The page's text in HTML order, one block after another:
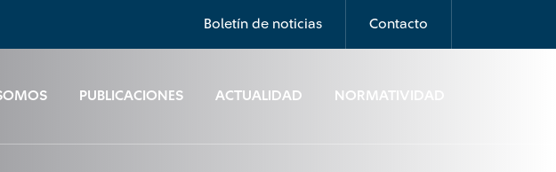
Boletín de noticias Contacto
PUBLICACIONES ACTUALIDAD NORMATIVIDAD